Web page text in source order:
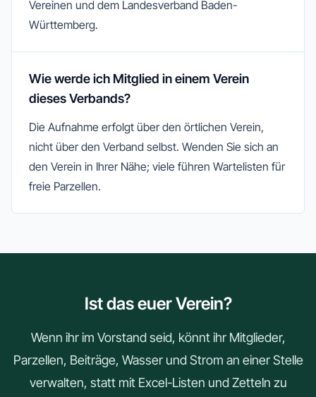
Vereinen und dem Landesverband Baden-
Württemberg.
Wie werde ich Mitglied in einem Verein
dieses Verbands?
Die Aufnahme erfolgt über den örtlichen Verein,
nicht über den Verband selbst. Wenden Sie sich an
den Verein in Ihrer Nähe; viele führen Wartelisten für
freie Parzellen.
Ist das euer Verein?
Wenn ihr im Vorstand seid, könnt ihr Mitglieder,
Parzellen, Beiträge, Wasser und Strom an einer Stelle
verwalten, statt mit Excel-Listen und Zetteln zu